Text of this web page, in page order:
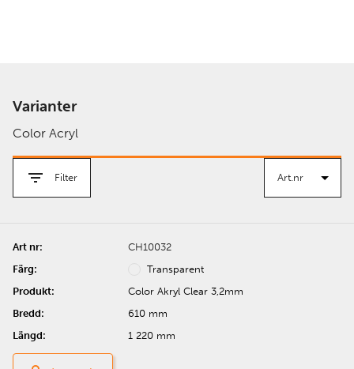
Varianter
Color Acryl
Filter
CH10032
Transparent
Color Akryl Clear 3,2mm
610 mm
1 220 mm